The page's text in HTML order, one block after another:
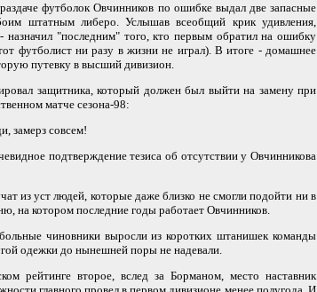
футболок Овчинников по ошибке выдал две запасные
штатным либеро. Услышав всеобщий крик удивления,
"последним" того, кто первым обратил на ошибку
футболист ни разу в жизни не играл). В итоге - домашнее
путевку в высший дивизион.
защитника, который должен был выйти на замену при
матче сезона-98:
замерз совсем!
подтверждение тезиса об отсутствии у Овчинникова
из уст людей, которые даже близко не смогли подойти ни в
на котором последние годы работает Овчинников.
чиновники выросли из коротких штанишек команды
одежки до нынешней поры не надевали.
рейтинге второе, вслед за Борманом, место наставник